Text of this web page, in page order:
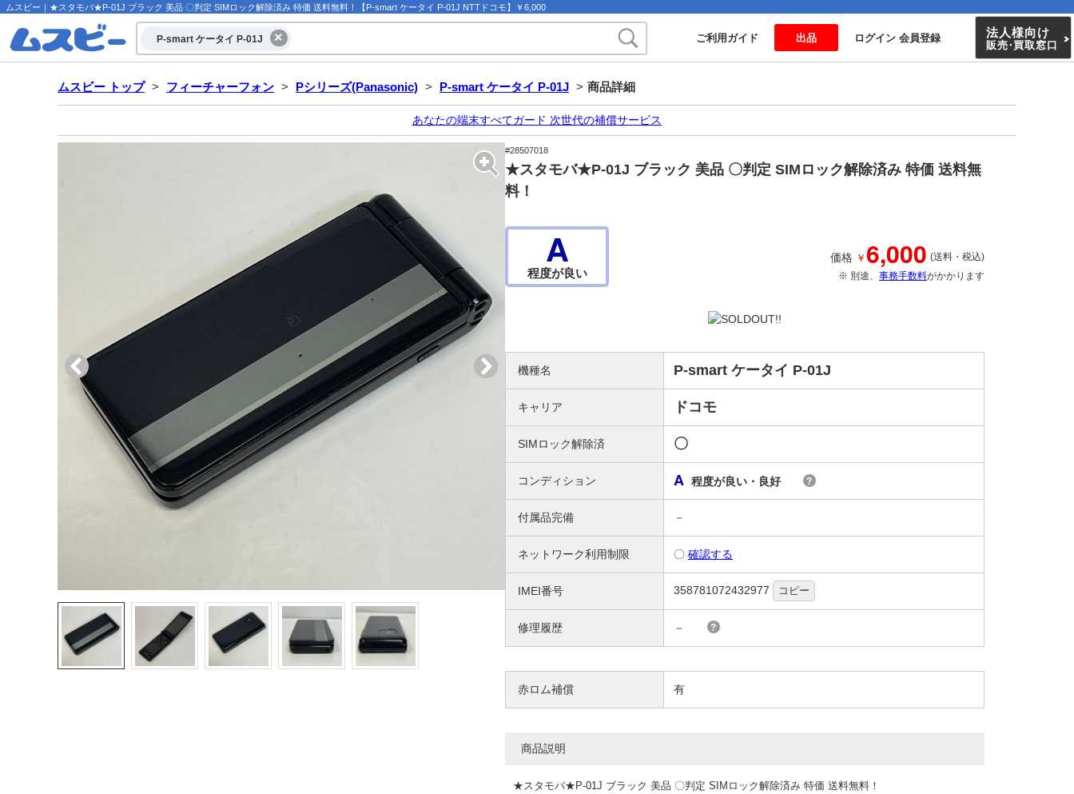
ムスビー｜★スタモバ★P-01J ブラック 美品 〇判定 SIMロック解除済み 特価 送料無料！【P-smart ケータイ P-01J NTTドコモ】￥6,000
P-smart ケータイ P-01J ご利用ガイド 出品 ログイン 会員登録 法人様向け
販売・買取窓口
ムスビー トップ > フィーチャーフォン > Pシリーズ(Panasonic) > P-smart ケータイ P-01J > 商品詳細
あなたの端末すべてガード 次世代の補償サービス
#28507018
★スタモバ★P-01J ブラック 美品 〇判定 SIMロック解除済み 特価 送料無
料！
A
程度が良い
価格 ￥ 6,000 (送料・税込)
※ 別途、 事務手数料がかかります
機種名 P-smart ケータイ P-01J
キャリア ドコモ
SIMロック解除済 〇
コンディション A 程度が良い・良好 ?
付属品完備 －
ネットワーク利用制限 〇 確認する
IMEI番号 358781072432977 コピー
修理履歴 － ?
赤ロム補償 有
商品説明
★スタモバ★P-01J ブラック 美品 〇判定 SIMロック解除済み 特価 送料無料！